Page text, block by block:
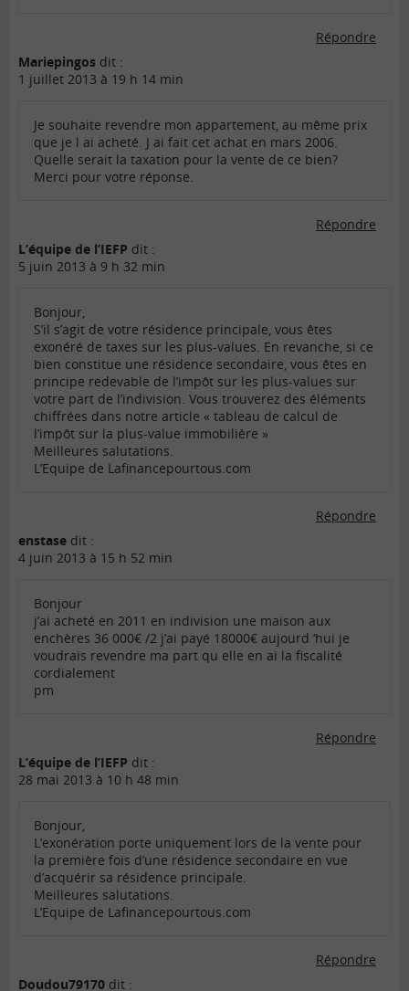
Répondre
Mariepingos dit :
1 juillet 2013 à 19 h 14 min
Je souhaite revendre mon appartement, au même prix
que je l ai acheté. J ai fait cet achat en mars 2006.
Quelle serait la taxation pour la vente de ce bien?
Merci pour votre réponse.
Répondre
L’équipe de l’IEFP dit :
5 juin 2013 à 9 h 32 min
Bonjour,
S’il s’agit de votre résidence principale, vous êtes
exonéré de taxes sur les plus-values. En revanche, si ce
bien constitue une résidence secondaire, vous êtes en
principe redevable de l’impôt sur les plus-values sur
votre part de l’indivision. Vous trouverez des éléments
chiffrées dans notre article « tableau de calcul de
l’impôt sur la plus-value immobilière »
Meilleures salutations.
L’Equipe de Lafinancepourtous.com
Répondre
enstase dit :
4 juin 2013 à 15 h 52 min
Bonjour
j’ai acheté en 2011 en indivision une maison aux
enchères 36 000€ /2 j’ai payé 18000€ aujourd ‘hui je
voudrais revendre ma part qu elle en ai la fiscalité
cordialement
pm
Répondre
L’équipe de l’IEFP dit :
28 mai 2013 à 10 h 48 min
Bonjour,
L’exonération porte uniquement lors de la vente pour
la première fois d’une résidence secondaire en vue
d’acquérir sa résidence principale.
Meilleures salutations.
L’Equipe de Lafinancepourtous.com
Répondre
Doudou79170 dit :